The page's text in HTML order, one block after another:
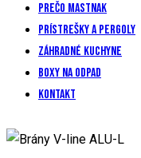
Prečo mastnak
Prístrešky a pergoly
Záhradné kuchyne
Boxy na odpad
Kontakt